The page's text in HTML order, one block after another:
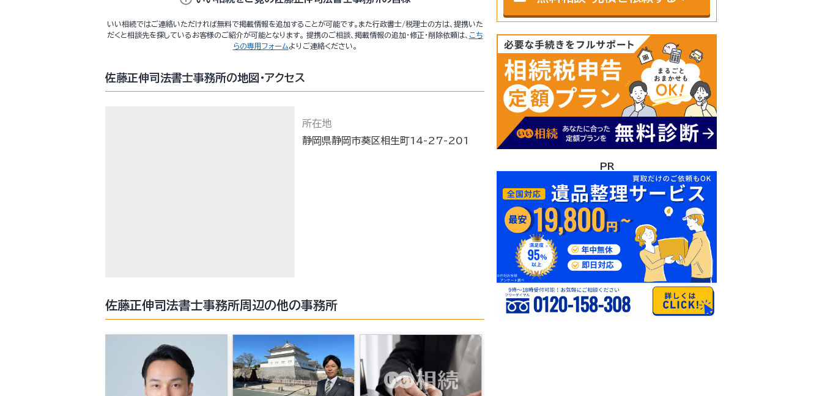
いい相続ではご連絡いただければ無料で掲載情報を追加することが可能です。また行政書士/税理士の方は、提携いた
だくと相談先を探しているお客様のご紹介が可能となります。 提携のご相談、掲載情報の追加・修正・削除依頼は、 こち
らの専用フォームよりご連絡ください。
佐藤正伸司法書士事務所の地図・アクセス
所在地
静岡県静岡市葵区相生町14-27-201
佐藤正伸司法書士事務所周辺の他の事務所
PR